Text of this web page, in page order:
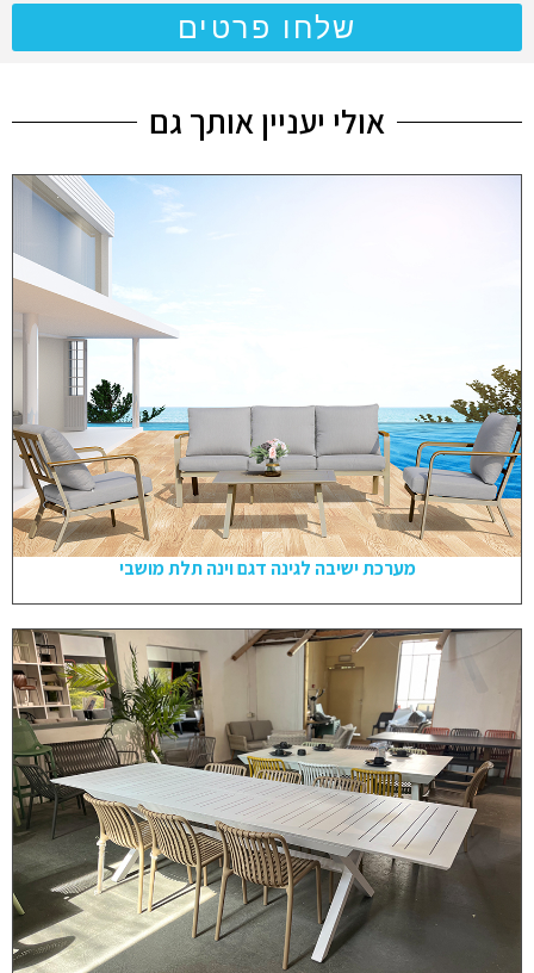
שלחו פרטים
אולי יעניין אותך גם
מערכת ישיבה לגינה דגם וינה תלת מושבי